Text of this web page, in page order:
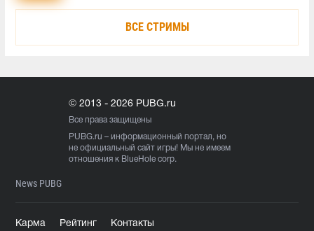
ВСЕ СТРИМЫ
© 2013 - 2026 PUBG.ru
Все права защищены
PUBG.ru – информационный портал, но
не официальный сайт игры! Мы не имеем
отношения к BlueHole corp.
News PUBG
Карма Рейтинг Контакты